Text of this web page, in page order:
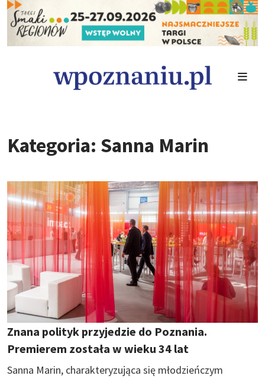
Kategoria: Sanna Marin
Znana polityk przyjedzie do Poznania.
Premierem została w wieku 34 lat
Sanna Marin, charakteryzująca się młodzieńczym